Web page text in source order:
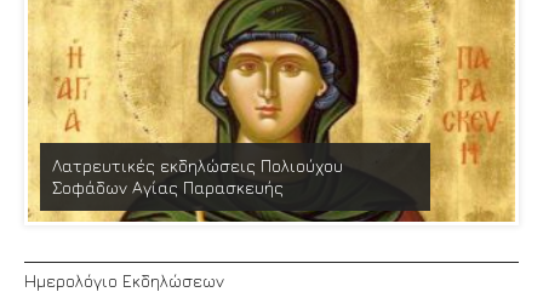
Λατρευτικές εκδηλώσεις Πολιούχου
Σοφάδων Αγίας Παρασκευής
Ημερολόγιο Εκδηλώσεων